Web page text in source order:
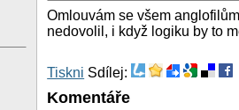
Omlouvám se všem
nedovolil, i když logiku by to
Tiskni Sdílej:
Komentáře